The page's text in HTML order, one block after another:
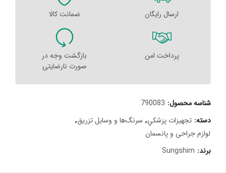
ارسال رایگان ضمانت کالا
پرداخت امن
بازگشت وجه در
صورت نارضایتی
شناسه محصول: 790083
دسته: تجهيزات پزشکي, سرنگ‌ها و وسایل تزریق,
لوازم جراحی و پانسمان
برند: Sungshim